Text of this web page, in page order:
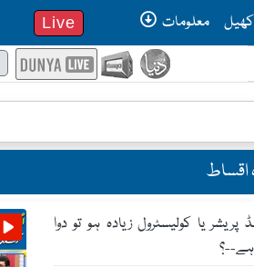
کھیل معلومات Live
اقساط
پریشر یا کولیسٹرول زیادہ ہو تو دوا
ہے--؟